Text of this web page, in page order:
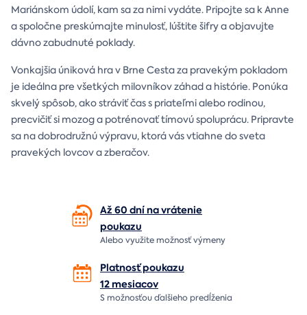
Mariánskom údolí, kam sa za nimi vydáte. Pripojte sa k Anne
a spoločne preskúmajte minulosť, lúštite šifry a objavujte
dávno zabudnuté poklady.
Vonkajšia úniková hra v Brne Cesta za pravekým pokladom
je ideálna pre všetkých milovníkov záhad a histórie. Ponúka
skvelý spôsob, ako stráviť čas s priateľmi alebo rodinou,
precvičiť si mozog a potrénovať tímovú spoluprácu. Pripravte
sa na dobrodružnú výpravu, ktorá vás vtiahne do sveta
pravekých lovcov a zberačov.
Až 60 dní na vrátenie
poukazu
Alebo využite možnosť výmeny
Platnosť poukazu
12 mesiacov
S možnosťou ďalšieho predĺženia